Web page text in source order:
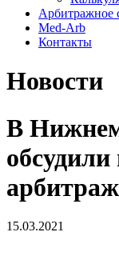
Арбитражное
Med-Arb
Контакты
Новости
В
15.03.2021